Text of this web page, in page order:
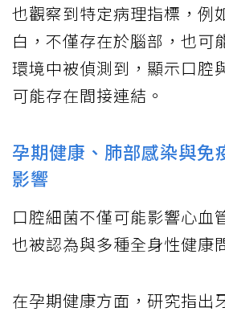
也觀察到特定病理指標，例
白，不僅存在於腦部，也可
環境中被偵測到，顯示口腔
可能存在間接連結。
孕期健康、肺部感染與免
影響
口腔細菌不僅可能影響心血
也被認為與多種全身性健康
在孕期健康方面，研究指出